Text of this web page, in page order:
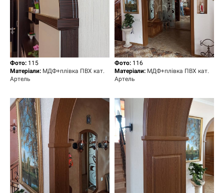
Фото: 115
Матеріали: МДФ+плівка ПВХ кат.
Артель
Фото: 116
Матеріали: МДФ+плівка ПВХ кат.
Артель